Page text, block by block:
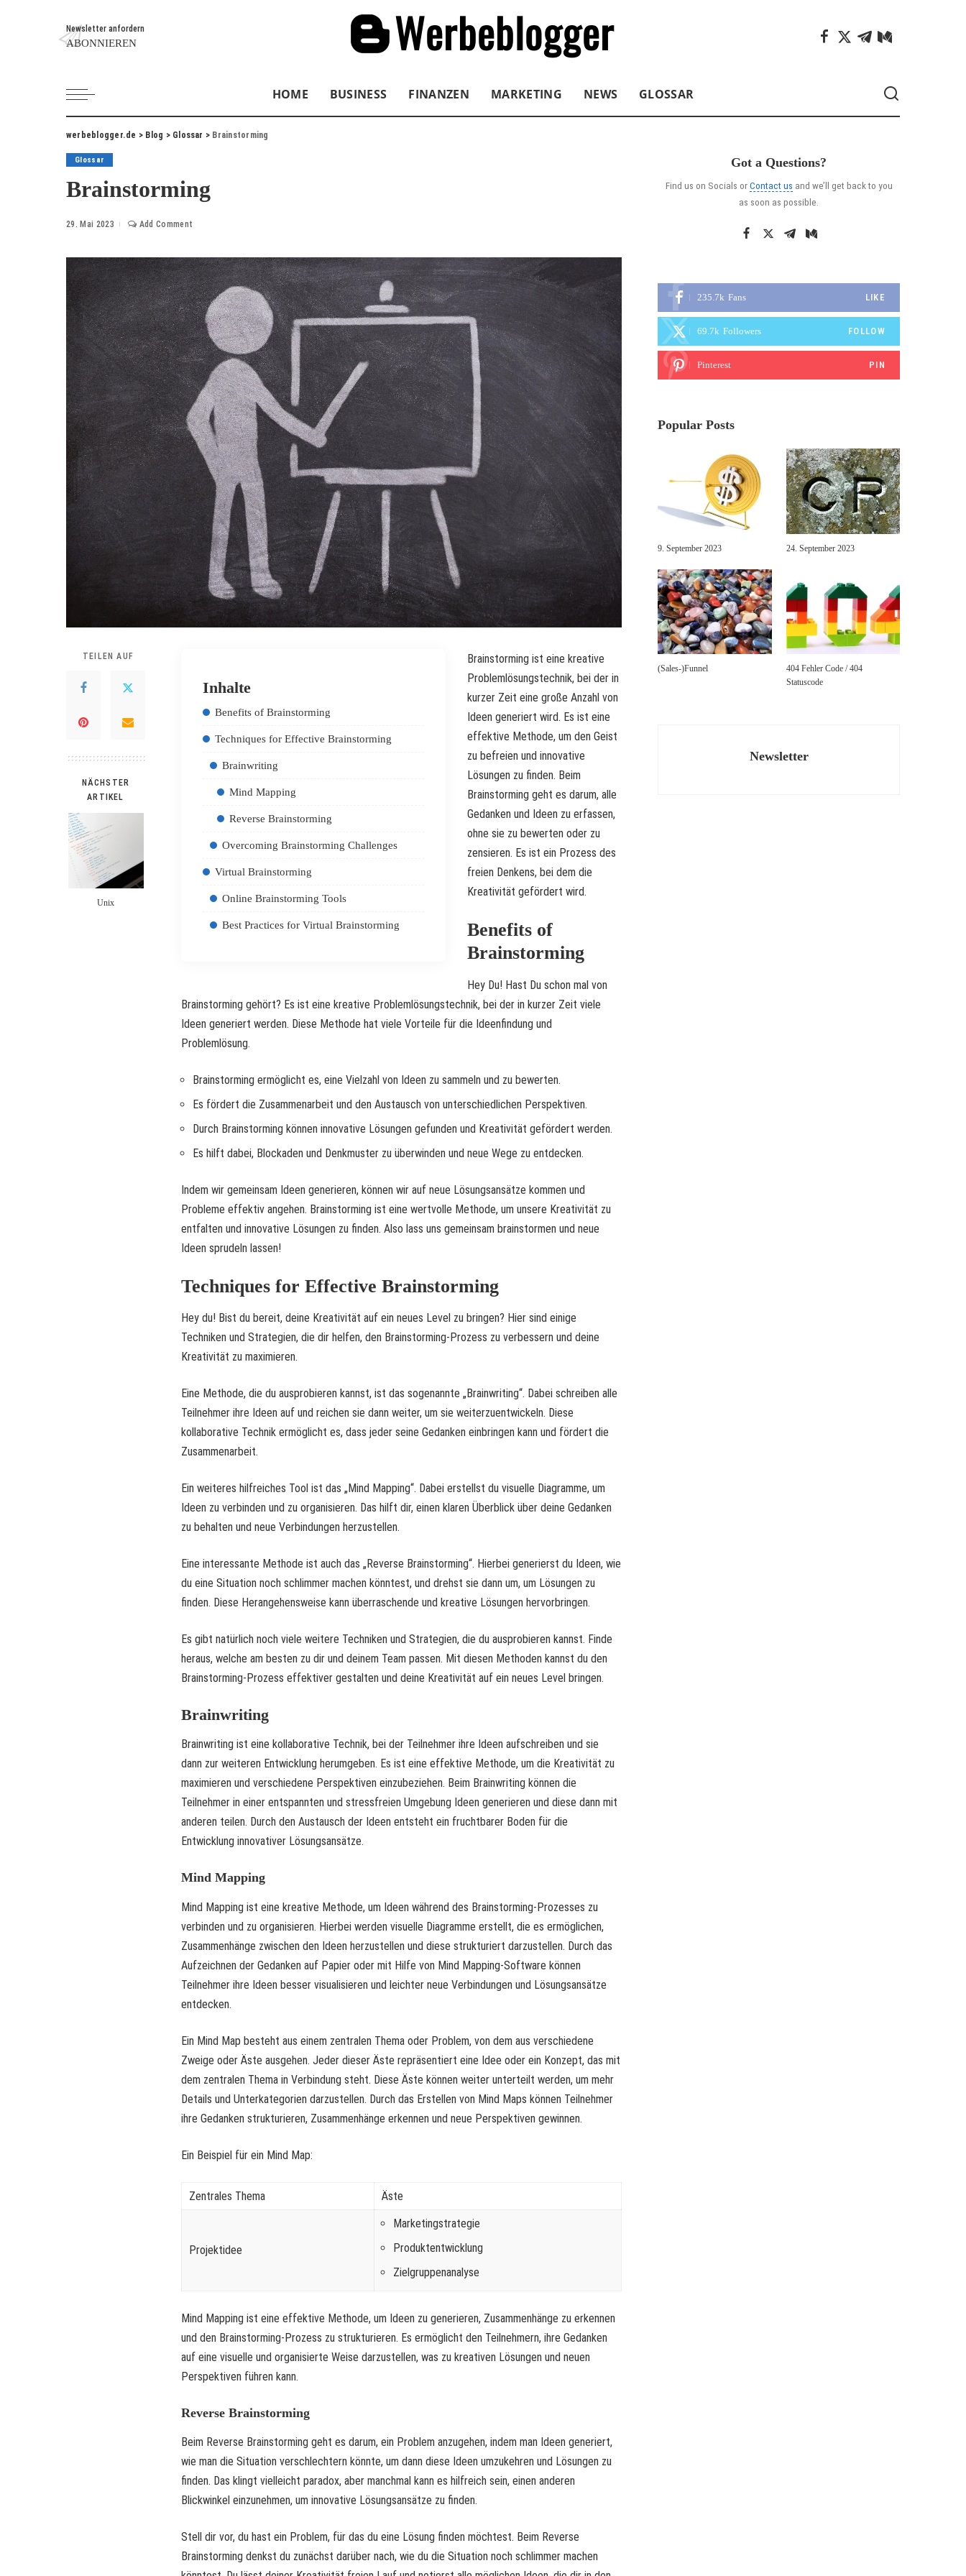
Newsletter anfordern
ABONNIEREN
HOME BUSINESS FINANZEN MARKETING NEWS GLOSSAR
werbeblogger.de > Blog > Glossar > Brainstorming
Glossar
Brainstorming
29. Mai 2023 Add Comment
TEILEN AUF
NÄCHSTER
ARTIKEL
Unix
Inhalte
Benefits of Brainstorming
Techniques for Effective Brainstorming
Brainwriting
Mind Mapping
Reverse Brainstorming
Overcoming Brainstorming Challenges
Virtual Brainstorming
Online Brainstorming Tools
Best Practices for Virtual Brainstorming
Brainstorming ist eine kreative
Problemlösungstechnik, bei der in
kurzer Zeit eine große Anzahl von
Ideen generiert wird. Es ist eine
effektive Methode, um den Geist
zu befreien und innovative
Lösungen zu finden. Beim
Brainstorming geht es darum, alle
Gedanken und Ideen zu erfassen,
ohne sie zu bewerten oder zu
zensieren. Es ist ein Prozess des
freien Denkens, bei dem die
Kreativität gefördert wird.
Benefits of
Brainstorming
Hey Du! Hast Du schon mal von
Brainstorming gehört? Es ist eine kreative Problemlösungstechnik, bei der in kurzer Zeit viele
Ideen generiert werden. Diese Methode hat viele Vorteile für die Ideenfindung und
Problemlösung.
Brainstorming ermöglicht es, eine Vielzahl von Ideen zu sammeln und zu bewerten.
Es fördert die Zusammenarbeit und den Austausch von unterschiedlichen Perspektiven.
Durch Brainstorming können innovative Lösungen gefunden und Kreativität gefördert werden.
Es hilft dabei, Blockaden und Denkmuster zu überwinden und neue Wege zu entdecken.
Indem wir gemeinsam Ideen generieren, können wir auf neue Lösungsansätze kommen und
Probleme effektiv angehen. Brainstorming ist eine wertvolle Methode, um unsere Kreativität zu
entfalten und innovative Lösungen zu finden. Also lass uns gemeinsam brainstormen und neue
Ideen sprudeln lassen!
Techniques for Effective Brainstorming
Hey du! Bist du bereit, deine Kreativität auf ein neues Level zu bringen? Hier sind einige
Techniken und Strategien, die dir helfen, den Brainstorming-Prozess zu verbessern und deine
Kreativität zu maximieren.
Eine Methode, die du ausprobieren kannst, ist das sogenannte „Brainwriting“. Dabei schreiben alle
Teilnehmer ihre Ideen auf und reichen sie dann weiter, um sie weiterzuentwickeln. Diese
kollaborative Technik ermöglicht es, dass jeder seine Gedanken einbringen kann und fördert die
Zusammenarbeit.
Ein weiteres hilfreiches Tool ist das „Mind Mapping“. Dabei erstellst du visuelle Diagramme, um
Ideen zu verbinden und zu organisieren. Das hilft dir, einen klaren Überblick über deine Gedanken
zu behalten und neue Verbindungen herzustellen.
Eine interessante Methode ist auch das „Reverse Brainstorming“. Hierbei generierst du Ideen, wie
du eine Situation noch schlimmer machen könntest, und drehst sie dann um, um Lösungen zu
finden. Diese Herangehensweise kann überraschende und kreative Lösungen hervorbringen.
Es gibt natürlich noch viele weitere Techniken und Strategien, die du ausprobieren kannst. Finde
heraus, welche am besten zu dir und deinem Team passen. Mit diesen Methoden kannst du den
Brainstorming-Prozess effektiver gestalten und deine Kreativität auf ein neues Level bringen.
Brainwriting
Brainwriting ist eine kollaborative Technik, bei der Teilnehmer ihre Ideen aufschreiben und sie
dann zur weiteren Entwicklung herumgeben. Es ist eine effektive Methode, um die Kreativität zu
maximieren und verschiedene Perspektiven einzubeziehen. Beim Brainwriting können die
Teilnehmer in einer entspannten und stressfreien Umgebung Ideen generieren und diese dann mit
anderen teilen. Durch den Austausch der Ideen entsteht ein fruchtbarer Boden für die
Entwicklung innovativer Lösungsansätze.
Mind Mapping
Mind Mapping ist eine kreative Methode, um Ideen während des Brainstorming-Prozesses zu
verbinden und zu organisieren. Hierbei werden visuelle Diagramme erstellt, die es ermöglichen,
Zusammenhänge zwischen den Ideen herzustellen und diese strukturiert darzustellen. Durch das
Aufzeichnen der Gedanken auf Papier oder mit Hilfe von Mind Mapping-Software können
Teilnehmer ihre Ideen besser visualisieren und leichter neue Verbindungen und Lösungsansätze
entdecken.
Ein Mind Map besteht aus einem zentralen Thema oder Problem, von dem aus verschiedene
Zweige oder Äste ausgehen. Jeder dieser Äste repräsentiert eine Idee oder ein Konzept, das mit
dem zentralen Thema in Verbindung steht. Diese Äste können weiter unterteilt werden, um mehr
Details und Unterkategorien darzustellen. Durch das Erstellen von Mind Maps können Teilnehmer
ihre Gedanken strukturieren, Zusammenhänge erkennen und neue Perspektiven gewinnen.
Ein Beispiel für ein Mind Map:
Zentrales Thema Äste
Projektidee
Marketingstrategie
Produktentwicklung
Zielgruppenanalyse
Mind Mapping ist eine effektive Methode, um Ideen zu generieren, Zusammenhänge zu erkennen
und den Brainstorming-Prozess zu strukturieren. Es ermöglicht den Teilnehmern, ihre Gedanken
auf eine visuelle und organisierte Weise darzustellen, was zu kreativen Lösungen und neuen
Perspektiven führen kann.
Reverse Brainstorming
Beim Reverse Brainstorming geht es darum, ein Problem anzugehen, indem man Ideen generiert,
wie man die Situation verschlechtern könnte, um dann diese Ideen umzukehren und Lösungen zu
finden. Das klingt vielleicht paradox, aber manchmal kann es hilfreich sein, einen anderen
Blickwinkel einzunehmen, um innovative Lösungsansätze zu finden.
Stell dir vor, du hast ein Problem, für das du eine Lösung finden möchtest. Beim Reverse
Brainstorming denkst du zunächst darüber nach, wie du die Situation noch schlimmer machen
Got a Questions?
Find us on Socials orContact us and we’ll get back to you
as soon as possible.
235.7k Fans LIKE
69.7k Followers FOLLOW
Pinterest PIN
Popular Posts
9. September 2023 24. September 2023
(Sales-)Funnel
404 Fehler Code / 404
Statuscode
Newsletter